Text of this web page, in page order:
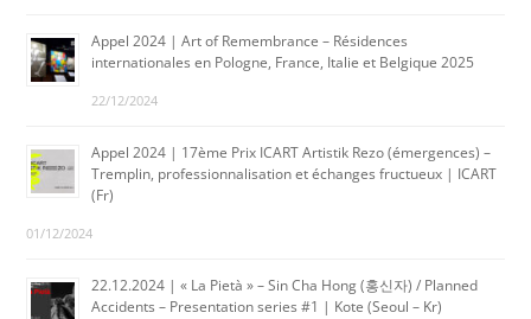
Appel 2024 | Art of Remembrance – Résidences
internationales en Pologne, France, Italie et Belgique 2025
22/12/2024
Appel 2024 | 17ème Prix ICART Artistik Rezo (émergences) –
Tremplin, professionnalisation et échanges fructueux | ICART
(Fr)
01/12/2024
22.12.2024 | « La Pietà » – Sin Cha Hong (홍신자) / Planned
Accidents – Presentation series #1 | Kote (Seoul – Kr)